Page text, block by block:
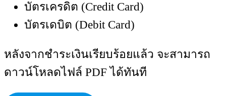
บัตรเครดิต (Credit Card)
บัตรเดบิต (Debit Card)
หลังจากชำระเงินเรียบร้อยแล้ว จะสามารถ
ดาวน์โหลดไฟล์ PDF ได้ทันที